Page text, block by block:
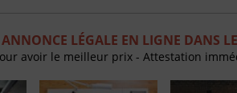
LÉGALE EN LIGNE DANS
avoir le meilleur prix - Attestation